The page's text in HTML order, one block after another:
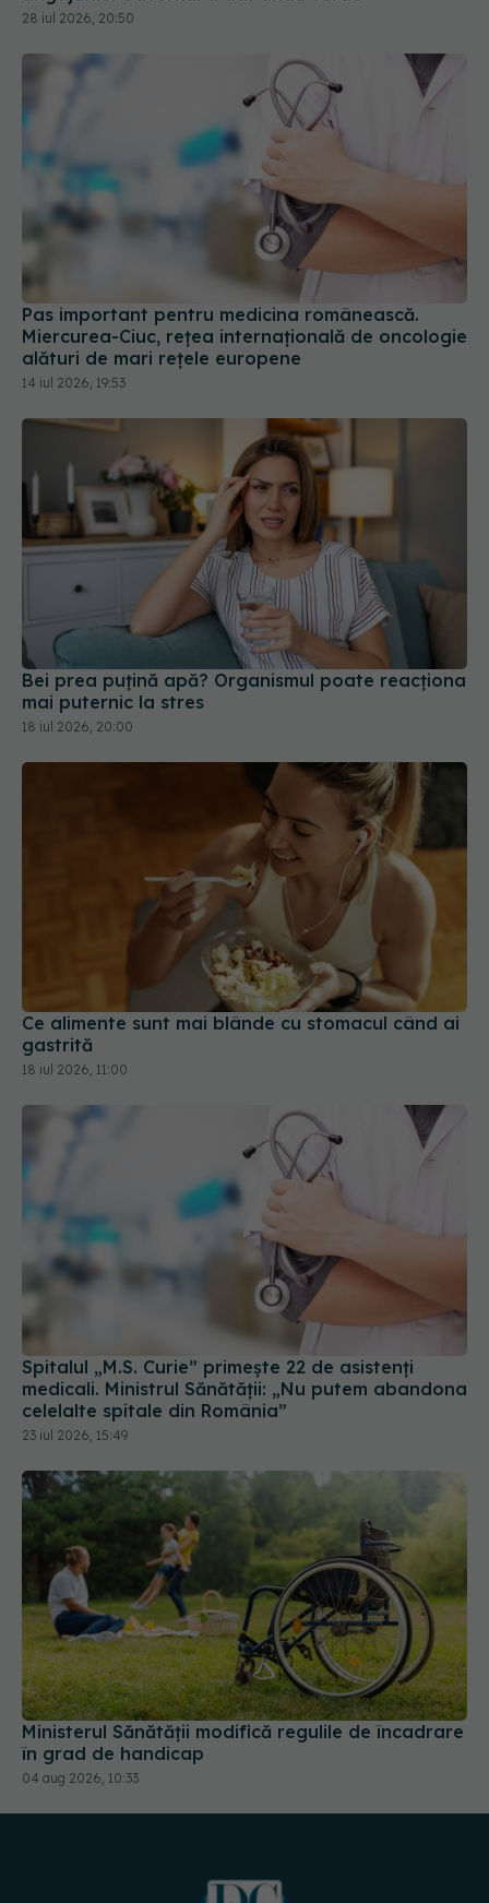
Pas important pentru medicina românească.
Miercurea-Ciuc, rețea internațională de oncologie
alături de mari rețele europene
14 iul 2026, 19:53
Bei prea puțină apă? Organismul poate reacționa
mai puternic la stres
18 iul 2026, 20:00
Ce alimente sunt mai blânde cu stomacul când ai
18 iul 2026, 11:00
Spitalul „M.S. Curie” primește 22 de asistenți
medicali. Ministrul Sănătății: „Nu putem abandona
celelalte spitale din România”
23 iul 2026, 15:49
Ministerul Sănătății modifică regulile de încadrare
în grad de handicap
04 aug 2026, 10:33